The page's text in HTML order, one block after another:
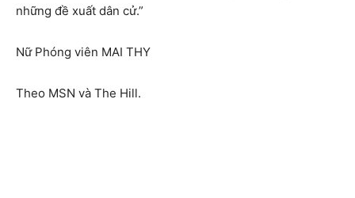
những đề xuất dân cử.”
Nữ Phóng viên MAI THY
Theo MSN và The Hill.